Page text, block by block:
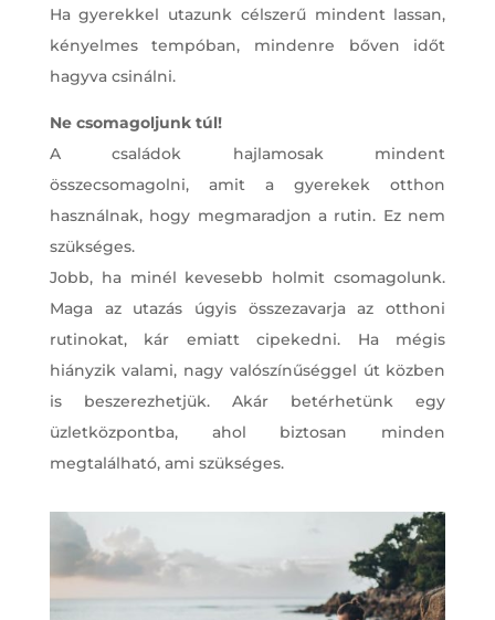
Ha gyerekkel utazunk célszerű mindent lassan,
kényelmes tempóban, mindenre bőven időt
hagyva csinálni.
Ne csomagoljunk túl!
A családok hajlamosak mindent
összecsomagolni, amit a gyerekek otthon
használnak, hogy megmaradjon a rutin. Ez nem
szükséges.
Jobb, ha minél kevesebb holmit csomagolunk.
Maga az utazás úgyis összezavarja az otthoni
rutinokat, kár emiatt cipekedni. Ha mégis
hiányzik valami, nagy valószínűséggel út közben
is beszerezhetjük. Akár betérhetünk egy
üzletközpontba, ahol biztosan minden
megtalálható, ami szükséges.